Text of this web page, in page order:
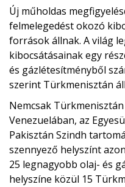
Új műholdas
felmelegedést okozó
források állnak. A világ
kibocsátásainak egy
és gázlétesítményből
szerint Türkmenisztán
Nemcsak
Venezuelában, az
Pakisztán Szindh
szennyező helyszínt
25 legnagyobb olaj- és
helyszíne közül 15